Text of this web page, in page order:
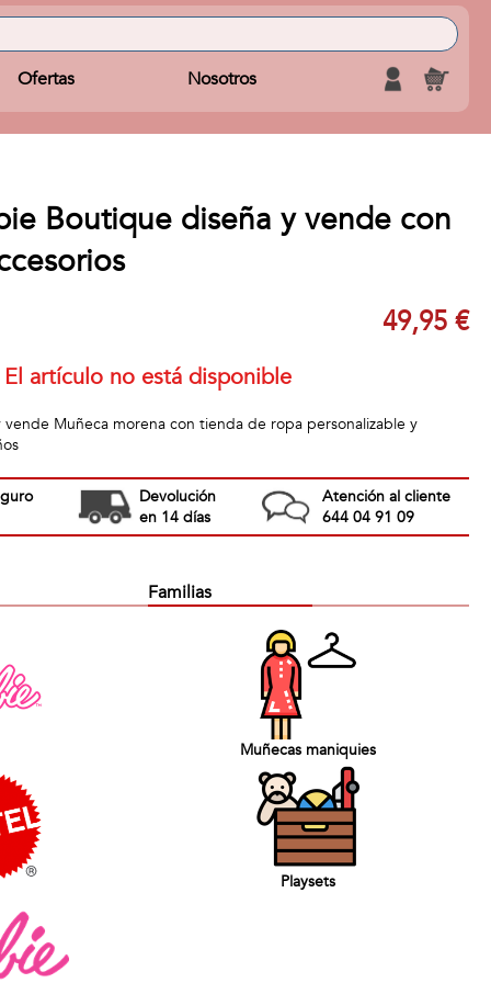
Ofertas Nosotros
Boutique diseña y vende con
49,95 €
El artículo no está disponible
Muñeca morena con tienda de ropa personalizable y
Devolución
en 14 días
Atención al cliente
644 04 91 09
Familias
Muñecas maniquies
Playsets